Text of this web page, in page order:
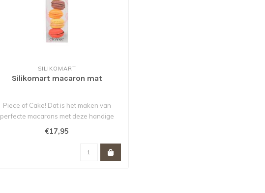
SILIKOMART
Silikomart macaron mat
Piece of Cake! Dat is het maken van
perfecte macarons met deze handige
macaron m..
€17,95